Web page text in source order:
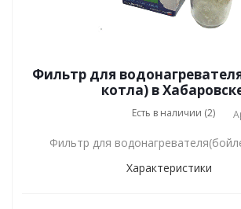
Фильтр для
котла) в
Есть в наличии (2)
Фильтр для
Характеристики